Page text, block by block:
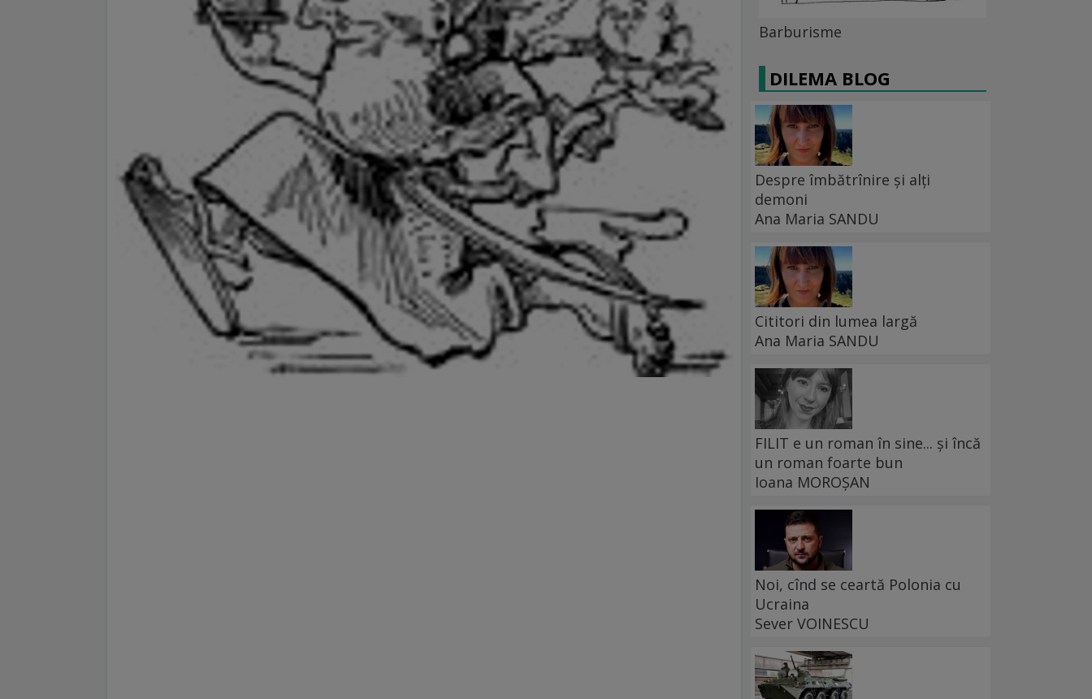
Barburisme
DILEMA BLOG
Despre îmbătrînire și alți
demoni
Ana Maria SANDU
Cititori din lumea largă
Ana Maria SANDU
FILIT e un roman în sine... și încă
un roman foarte bun
Ioana MOROȘAN
Noi, cînd se ceartă Polonia cu
Ucraina
Sever VOINESCU